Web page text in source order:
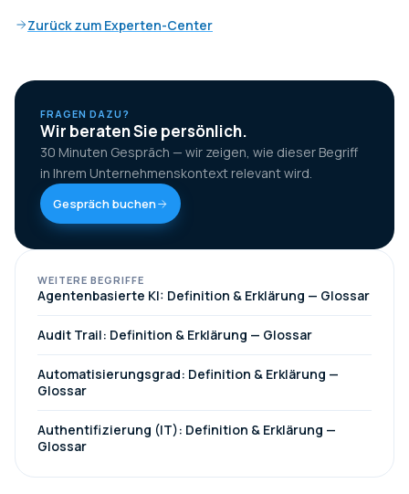
Zurück zum Experten-Center
FRAGEN DAZU?
Wir beraten Sie persönlich.
30 Minuten Gespräch — wir zeigen, wie dieser Begriff
in Ihrem Unternehmenskontext relevant wird.
Gespräch buchen
WEITERE BEGRIFFE
Agentenbasierte KI: Definition & Erklärung — Glossar
Audit Trail: Definition & Erklärung — Glossar
Automatisierungsgrad: Definition & Erklärung —
Glossar
Authentifizierung (IT): Definition & Erklärung —
Glossar